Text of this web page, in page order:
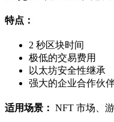
特点：
2 秒区块时间
极低的交易费用
以太坊安全性继承
强大的企业合作伙
适用场景： NFT 市场、